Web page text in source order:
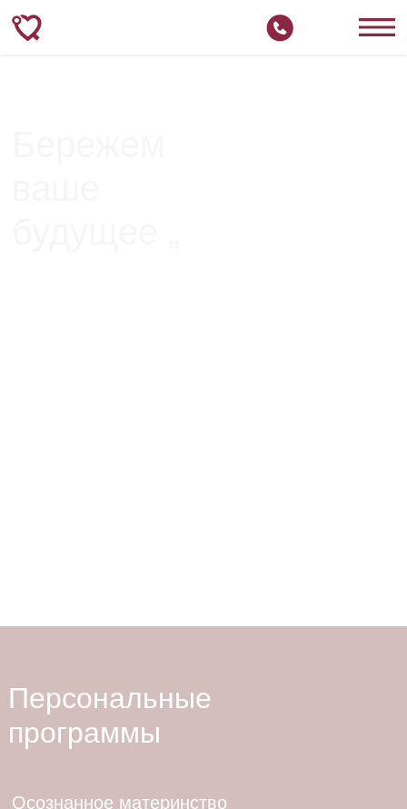
Персональные
программы
Осознанное материнство